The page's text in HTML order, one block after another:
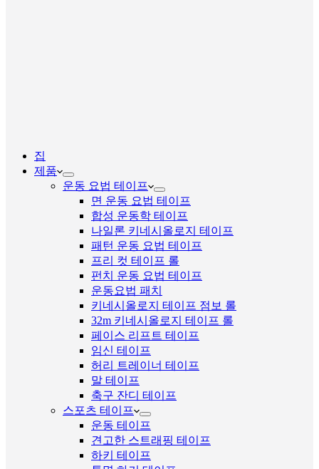
집
제품
운동 요법 테이프
면 운동 요법 테이프
합성 운동학 테이프
나일론 키네시올로지 테이프
패턴 운동 요법 테이프
프리 컷 테이프 롤
펀치 운동 요법 테이프
운동요법 패치
키네시올로지 테이프 점보 롤
32m 키네시올로지 테이프 롤
페이스 리프트 테이프
임신 테이프
허리 트레이너 테이프
말 테이프
축구 잔디 테이프
스포츠 테이프
운동 테이프
견고한 스트래핑 테이프
하키 테이프